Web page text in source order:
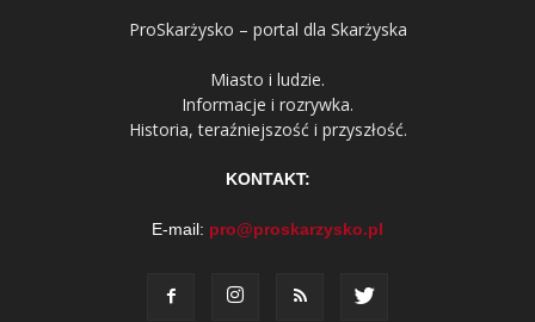
ProSkarżysko – portal dla Skarżyska
Miasto i ludzie.
Informacje i rozrywka.
Historia, teraźniejszość i przyszłość.
KONTAKT:
E-mail: pro@proskarzysko.pl